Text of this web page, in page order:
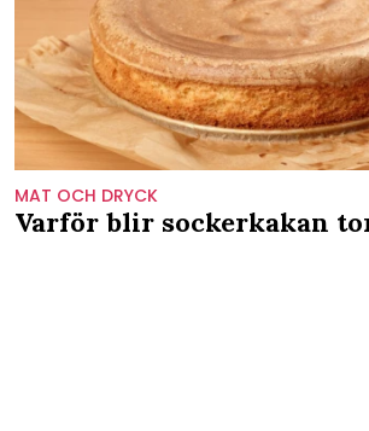
MAT OCH DRYCK
Varför blir sockerkakan